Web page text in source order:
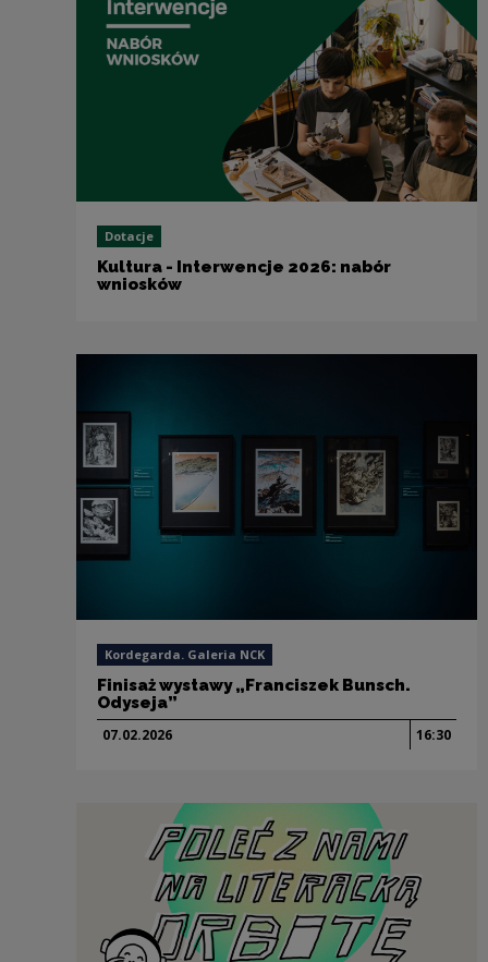
Dotacje
Kultura - Interwencje 2026: nabór
wniosków
Kordegarda. Galeria NCK
Finisaż wystawy „Franciszek Bunsch.
Odyseja”
07.02.2026 16:30